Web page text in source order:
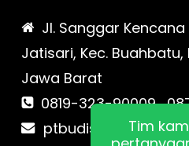
Jl. Sanggar Kencana
Jatisari, Kec.
Jawa Barat
0819-323-90009 ,
Tim